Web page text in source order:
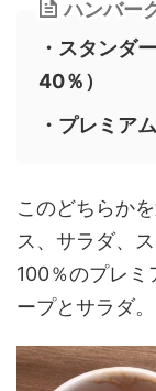
ハンバー
・スタンダ
40％）
・プレミア
このどちらか
ス、サラダ、
100％のプレミ
ープとサラダ。